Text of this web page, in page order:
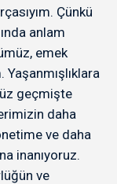
Çünkü
anlam
emek
geçmişte
daha
ve daha
inanıyoruz.
ve